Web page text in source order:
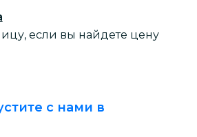
если вы найдете цену
с нами в